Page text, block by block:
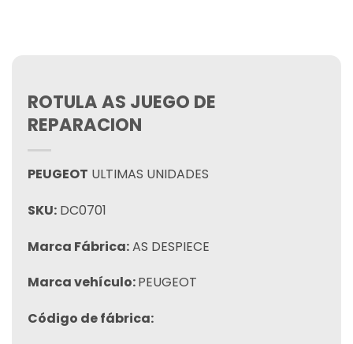
ROTULA AS JUEGO DE
REPARACION
PEUGEOT ULTIMAS UNIDADES
SKU: DC0701
Marca Fábrica:AS DESPIECE
Marca vehículo:PEUGEOT
Código de fábrica: